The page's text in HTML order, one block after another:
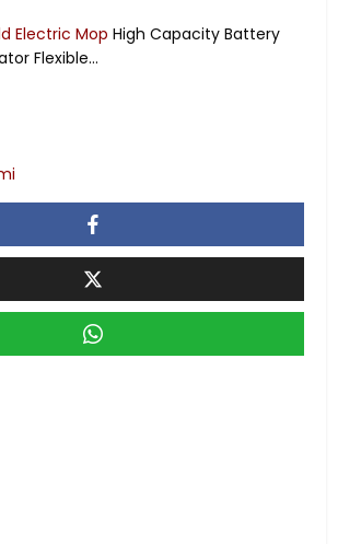
Electric Mop High Capacity Battery
Flexible…